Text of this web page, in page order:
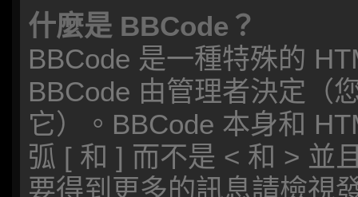
什麼是 BBCode？
BBCode 是一種特殊的
BBCode 由管理者決定（
它）。BBCode 本身和
弧 [ 和 ] 而不是 < 和 > 並
要得到更多的訊息請檢視